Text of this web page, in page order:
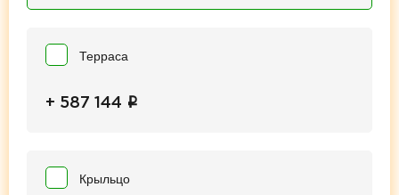
Терраса
+ 587 144 i
Крыльцо